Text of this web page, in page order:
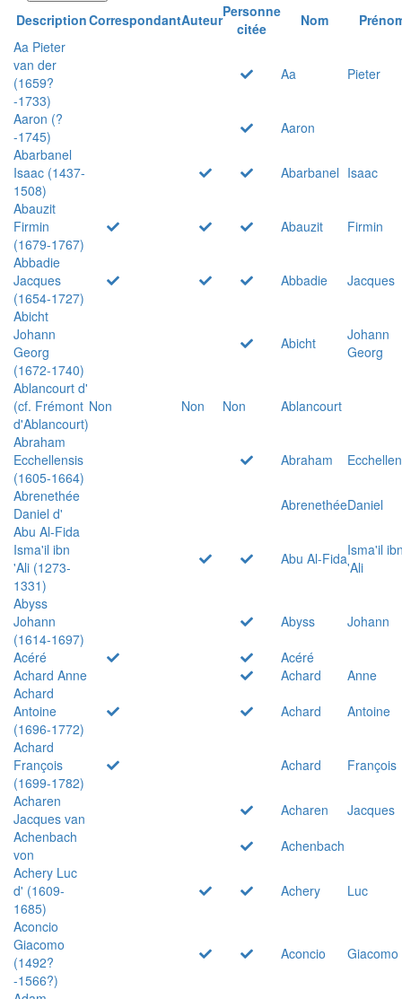
DescriptionCorrespondantAuteurPersonne
citée
Nom
Aa Pieter
van der
(1659?
-1733)
Aa Pieter
Aaron (?
-1745)
Aaron
Abarbanel
Isaac (1437-
1508)
Abarbanel Isaac
Abauzit
Firmin
(1679-1767)
Abauzit
Firmin
Abbadie
Jacques
(1654-1727)
Abbadie
Jacques
Abicht
Johann
Georg
(1672-1740)
Abicht
Johann
Georg
Ablancourt d'
(cf. Frémont
d'Ablancourt)
Non Non Non
Ablancourt
Abraham
Ecchellensis
(1605-1664)
Abraham
Abrenethée
Daniel d'
AbrenethéeDaniel
Abu Al-Fida
Isma'il ibn
'Ali (1273-
1331)
Abu Al-FidaIsma'il
'Ali
Abyss
Johann
(1614-1697)
Abyss
Johann
Acéré
Acéré
Achard Anne
Achard
Anne
Achard
Antoine
(1696-1772)
Achard
Antoine
Achard
François
(1699-1782)
Achard
François
Acharen
Jacques van
Acharen
Jacques
Achenbach
von
Achenbach
Achery Luc
d' (1609-
1685)
Achery
Luc
Aconcio
Giacomo
(1492?
-1566?)
Aconcio Giacomo